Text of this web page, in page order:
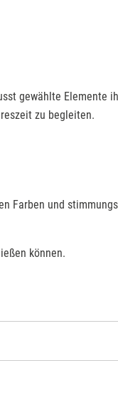
gewählte Elemente
zu begleiten.
Farben und
können.